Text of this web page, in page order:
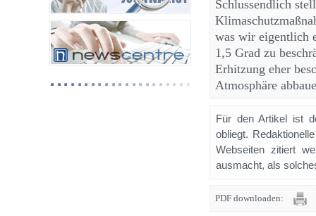
Schlussendlich
was wir eigentlich
1,5 Grad zu
Erhitzung eher
Atmosphäre
Für den Artikel ist
obliegt.
Webseiten zitiert
ausmacht, als
PDF downloaden: